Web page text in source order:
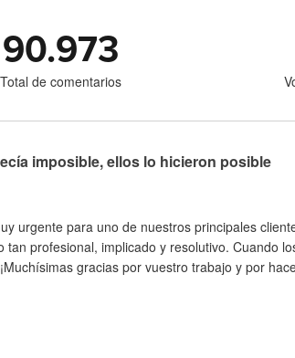
90.973
Total de comentarios
imposible, ellos lo hicieron posible
urgente para uno de nuestros principales
profesional, implicado y resolutivo. Cuando
gracias por vuestro trabajo y por